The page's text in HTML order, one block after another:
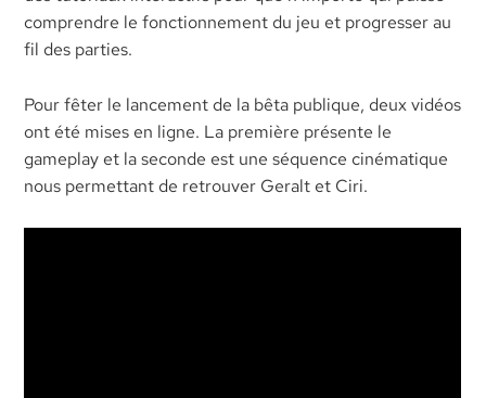
comprendre le fonctionnement du jeu et progresser au
fil des parties.
Pour fêter le lancement de la bêta publique, deux vidéos
ont été mises en ligne. La première présente le
gameplay et la seconde est une séquence cinématique
nous permettant de retrouver Geralt et Ciri.